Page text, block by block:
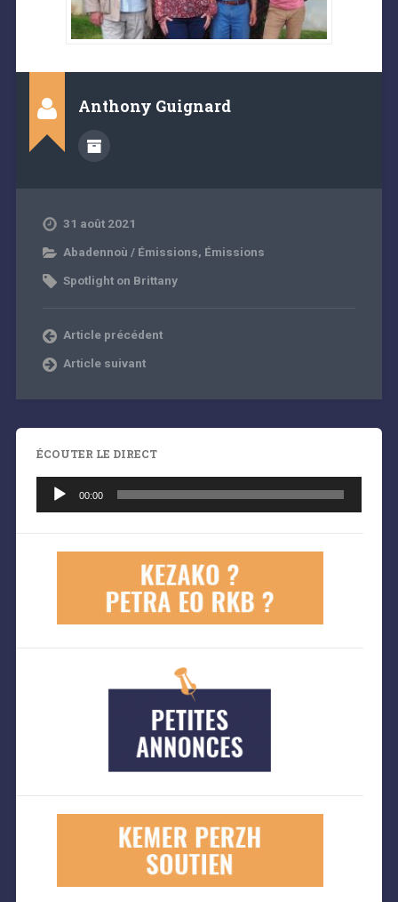
Anthony Guignard
31 août 2021
Abadennoù / Émissions, Émissions
Spotlight on Brittany
Article précédent
Article suivant
ÉCOUTER LE DIRECT
audio
00:00